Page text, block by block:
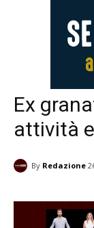
Ex
attività
By Redazione